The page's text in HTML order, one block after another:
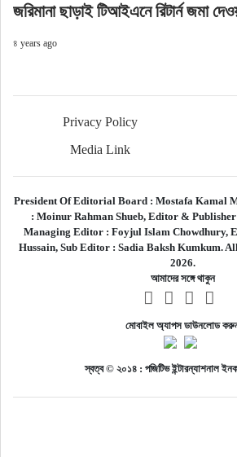
জরিমানা ছাড়াই টিআইএনে রিটার্ন জমা
৪ years ago
Privacy Policy
Media Link
President Of Editorial Board : Mostafa Kamal
: Moinur Rahman Shueb, Editor & Publisher
Managing Editor : Foyjul Islam Chowdhury,
Hussain, Sub Editor : Sadia Baksh Kumkum.
2026.
আমাদের সঙ্গে থাকুন
মোবাইল অ্যাপস ডাউনলোড
স্বত্ব © ২০১৪ : পজিটিভ ইন্টারন্যাশনাল